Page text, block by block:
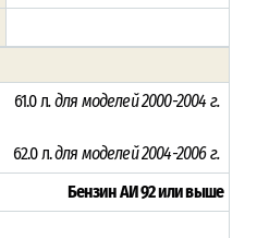
61.0 л. для моделей 2000-2004 г.
62.0 л.для моделей 2004-2006 г.
Бензин АИ 92 или выше